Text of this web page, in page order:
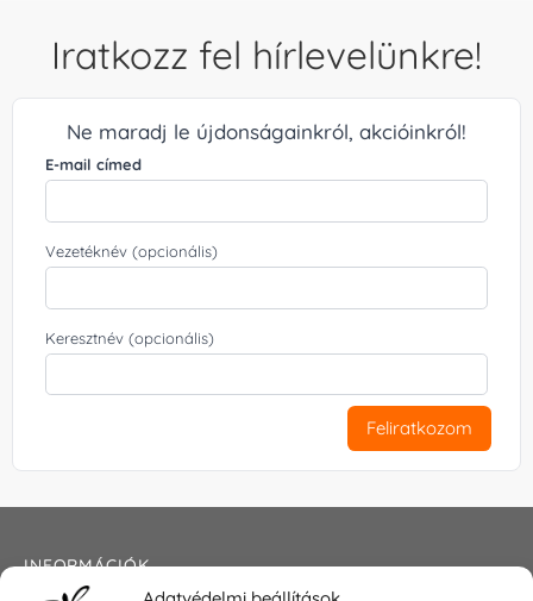
Iratkozz fel hírlevelünkre!
Ne maradj le újdonságainkról, akcióinkról!
E-mail címed
Vezetéknév (opcionális)
Keresztnév (opcionális)
Feliratkozom
INFORMÁCIÓK